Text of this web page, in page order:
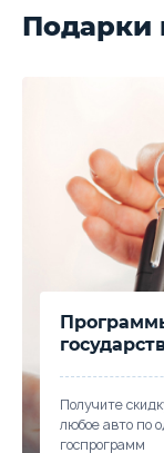
Подарки
Получите
любое авто по
госпрограмм